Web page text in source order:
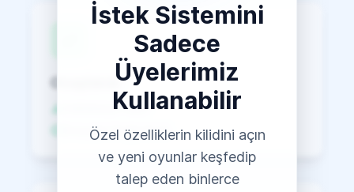
Onaylandı
İndirilmeye Hazır
Dosyalar Doğrulandı
İstek Sistemini
Sadece
Üyelerimiz
Kullanabilir
Özel özelliklerin kilidini açın
ve yeni oyunlar keşfedip
talep eden binlerce